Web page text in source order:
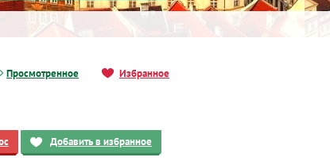
Просмотренное Избранное
Добавить в избранное